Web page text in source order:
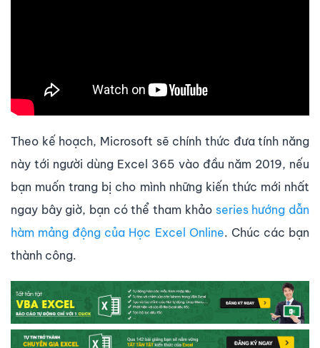
Theo kế hoạch, Microsoft sẽ chính thức đưa tính năng
này tới người dùng Excel 365 vào đầu năm 2019, nếu
bạn muốn trang bị cho mình những kiến thức mới nhất
ngay bây giờ, bạn có thể tham khảo series hướng dẫn
hàm mảng động của Học Excel Online. Chúc các bạn
thành công.